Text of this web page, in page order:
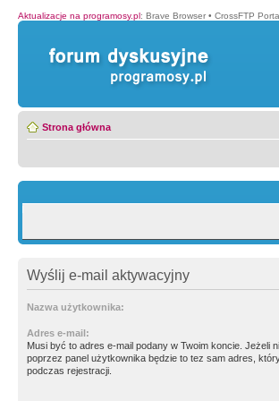
Aktualizacje na programosy.pl: Brave Browser • CrossFTP
Strona główna
Wyślij e-mail aktywacyjny
Nazwa użytkownika:
Adres e-mail:
Musi być to adres e-mail podany w Twoim koncie. Jeżeli
poprzez panel użytkownika będzie to tez sam adres, który
podczas rejestracji.